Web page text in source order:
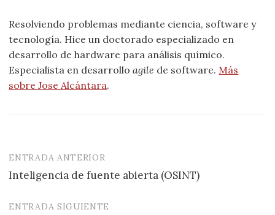
Resolviendo problemas mediante ciencia, software y
tecnología. Hice un doctorado especializado en
desarrollo de hardware para análisis químico.
Especialista en desarrolloagile de software. Más
sobre Jose Alcántara.
Navegación
de
entradas
ENTRADA ANTERIOR
Inteligencia de fuente abierta (OSINT)
ENTRADA SIGUIENTE